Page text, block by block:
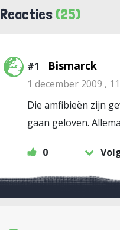
Reacties (25)
#1 Bismarck
1 december 2009 ,
Die amfibieën zijn
gaan geloven.
0